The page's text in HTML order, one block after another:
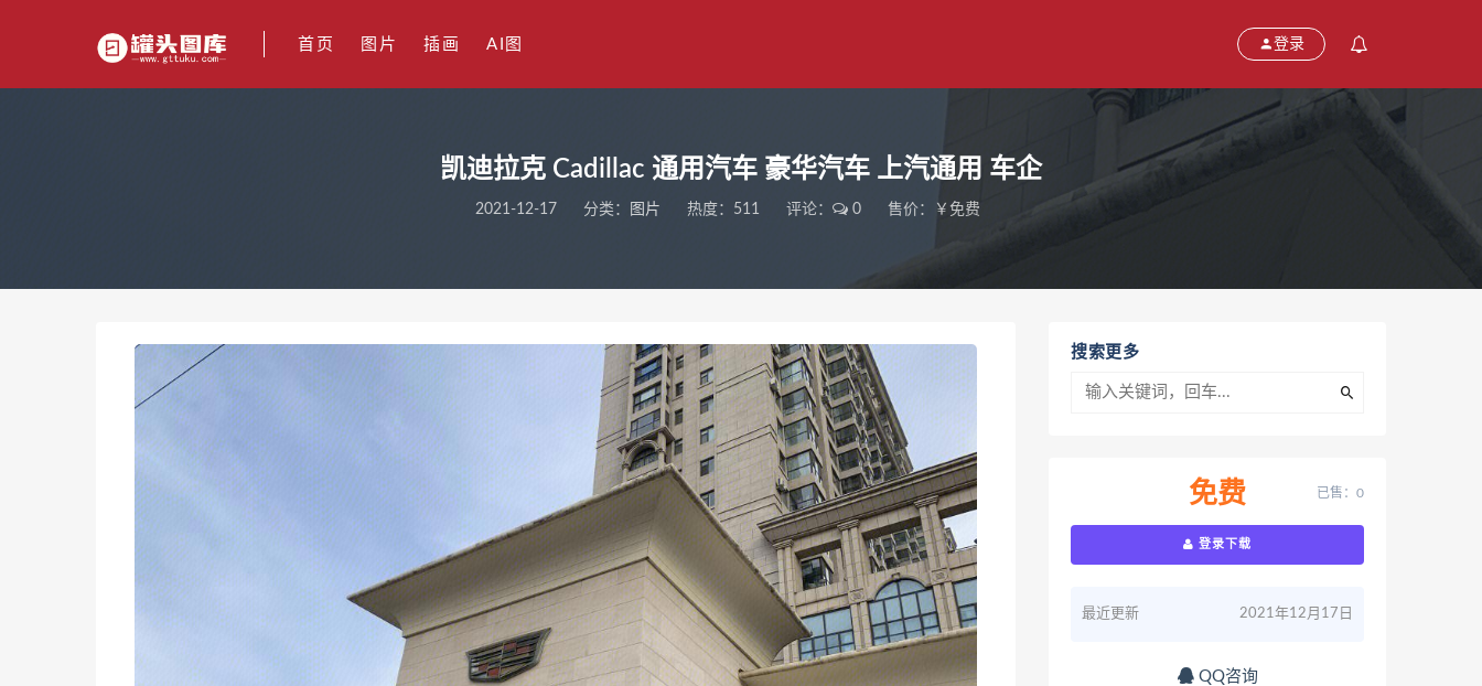
首页 图片 插画 AI图 登录
凯迪拉克 Cadillac 通用汽车 豪华汽车 上汽通用 车企
2021-12-17 分类： 图片 热度：511 评论： 0 售价：￥免费
搜索更多
免费 已售：0
登录下载
最近更新 2021年12月17日
QQ咨询